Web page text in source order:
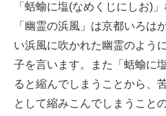
「蛞蝓に塩(なめくじにしお)
「幽霊の浜風」は京都いろは
い浜風に吹かれた幽霊のよう
子を言います。また「蛞蝓に
ると縮んでしまうことから、
として縮みこんでしまうこと